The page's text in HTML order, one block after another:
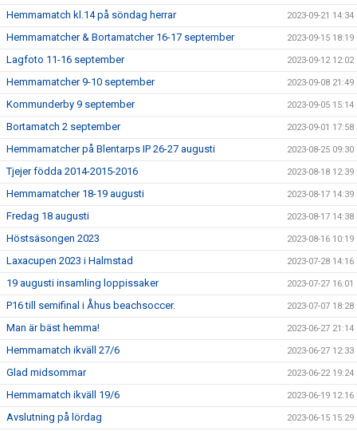
Hemmamatch kl.14 på söndag herrar 2023-09-21 14:34
Hemmamatcher & Bortamatcher 16-17 september 2023-09-15 18:19
Lagfoto 11-16 september 2023-09-12 12:02
Hemmamatcher 9-10 september 2023-09-08 21:49
Kommunderby 9 september 2023-09-05 15:14
Bortamatch 2 september 2023-09-01 17:58
Hemmamatcher på Blentarps IP 26-27 augusti 2023-08-25 09:30
Tjejer födda 2014-2015-2016 2023-08-18 12:39
Hemmamatcher 18-19 augusti 2023-08-17 14:39
Fredag 18 augusti 2023-08-17 14:38
Höstsäsongen 2023 2023-08-16 10:19
Laxacupen 2023 i Halmstad 2023-07-28 14:16
19 augusti insamling loppissaker 2023-07-27 16:01
P16 till semifinal i Åhus beachsoccer. 2023-07-07 18:28
Man är bäst hemma! 2023-06-27 21:14
Hemmamatch ikväll 27/6 2023-06-27 12:33
Glad midsommar 2023-06-22 19:24
Hemmamatch ikväll 19/6 2023-06-19 12:16
Avslutning på lördag 2023-06-15 15:29